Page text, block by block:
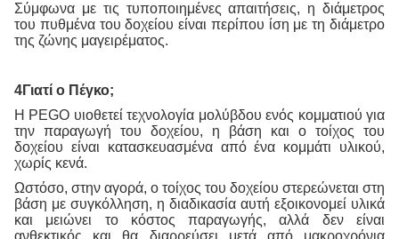
Σύμφωνα με τις τυποποιημένες απαιτήσεις, η διάμετρος
του πυθμένα του δοχείου είναι περίπου ίση με τη διάμετρο
της ζώνης μαγειρέματος.
4Γιατί ο Πέγκο;
Η PEGO υιοθετεί τεχνολογία μολύβδου ενός κομματιού για
την παραγωγή του δοχείου, η βάση και ο τοίχος του
δοχείου είναι κατασκευασμένα από ένα κομμάτι υλικού,
χωρίς κενά.
Ωστόσο, στην αγορά, ο τοίχος του δοχείου στερεώνεται στη
βάση με συγκόλληση, η διαδικασία αυτή εξοικονομεί υλικά
και μειώνει το κόστος παραγωγής, αλλά δεν είναι
ανθεκτικός και θα διαρρεύσει μετά από μακροχρόνια